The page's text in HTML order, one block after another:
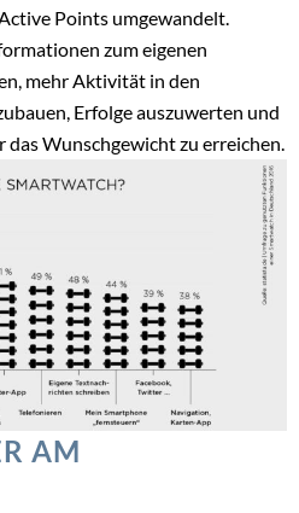
Points umgewandelt.
zum eigenen
mehr Aktivität in den
Erfolge auszuwerten und
das Wunschgewicht zu erreichen.
AM